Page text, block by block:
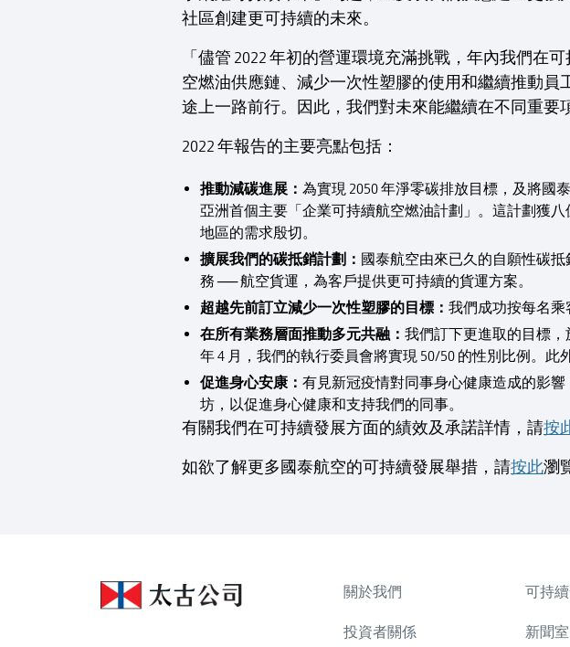
社區創建更可持續的未來。
「儘管 2022 年初的營運環境充滿挑戰，年內我們
空燃油供應鏈、減少一次性塑膠的使用和繼續推動
途上一路前行。因此，我們對未來能繼續在不同重要
2022 年報告的主要亮點包括：
推動減碳進展： 為實現 2050 年淨零碳排放目標，及將國
亞洲首個主要「企業可持續航空燃油計劃」。這計劃獲
地區的需求殷切。
擴展我們的碳抵銷計劃： 國泰航空由來已久的自願性碳
務 ── 航空貨運，為客戶提供更可持續的貨運方案。
超越先前訂立減少一次性塑膠的目標： 我們成功按每名乘
在所有業務層面推動多元共融： 我們訂下更進取的目標，
年 4 月，我們的執行委員會將實現 50/50 的性別比例。此
促進身心安康： 有見新冠疫情對同事身心健康造成的影
坊，以促進身心健康和支持我們的同事。
有關我們在可持續發展方面的績效及承諾詳情，請按
如欲了解更多國泰航空的可持續發展舉措，請按此瀏
關於我們
投資者關係
可持
新聞室